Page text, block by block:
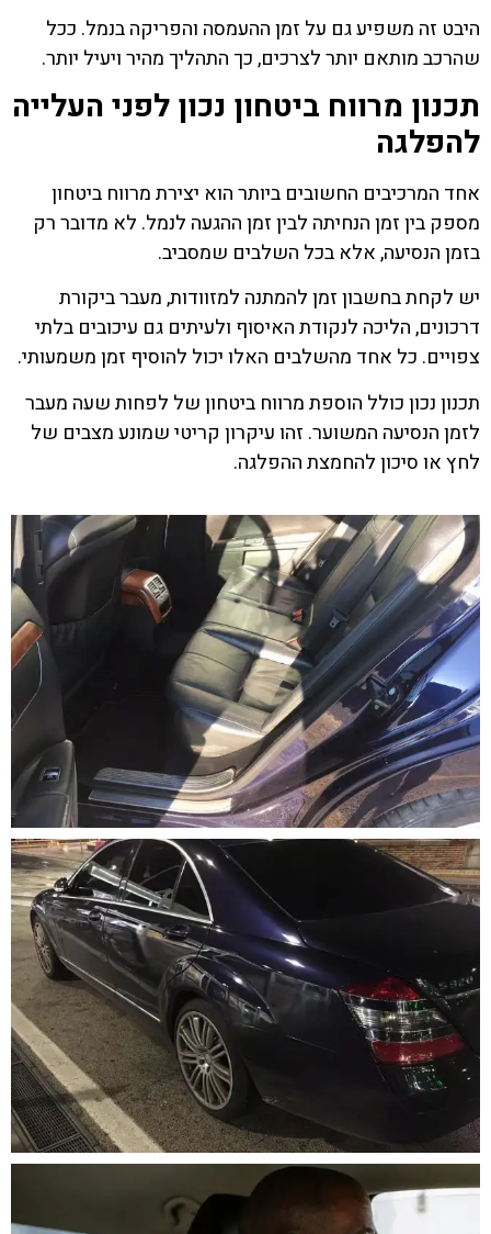
היבט זה משפיע גם על זמן ההעמסה והפריקה בנמל. ככל
שהרכב מותאם יותר לצרכים, כך התהליך מהיר ויעיל יותר.
תכנון מרווח ביטחון נכון לפני העלייה
להפלגה
אחד המרכיבים החשובים ביותר הוא יצירת מרווח ביטחון
מספק בין זמן הנחיתה לבין זמן ההגעה לנמל. לא מדובר רק
בזמן הנסיעה, אלא בכל השלבים שמסביב.
יש לקחת בחשבון זמן להמתנה למזוודות, מעבר ביקורת
דרכונים, הליכה לנקודת האיסוף ולעיתים גם עיכובים בלתי
צפויים. כל אחד מהשלבים האלו יכול להוסיף זמן משמעותי.
תכנון נכון כולל הוספת מרווח ביטחון של לפחות שעה מעבר
לזמן הנסיעה המשוער. זהו עיקרון קריטי שמונע מצבים של
לחץ או סיכון להחמצת ההפלגה.